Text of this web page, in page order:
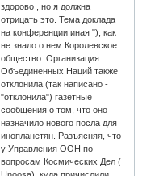
здорово , но я должна
отрицать это. Тема доклада
на конференции иная "), как
не знало о нем Королевское
общество. Организация
Объединенных Наций также
отклонила (так написано -
"отклонила") газетные
сообщения о том, что оно
назначило нового посла для
инопланетян. Разъясняя, что
у Управления ООН по
вопросам Космических Дел (